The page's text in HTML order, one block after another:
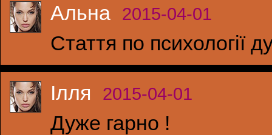
Альна 2015-04-01
Стаття по психології
Ілля 2015-04-01
Дуже гарно !